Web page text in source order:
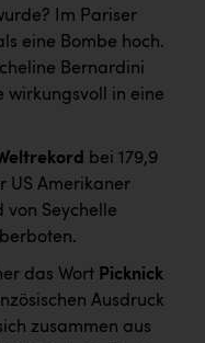
Im Pariser
eine Bombe hoch.
Bernardini
wirkungsvoll in eine
bei 179,9
US Amerikaner
von Seychelle
das Wort Picknick
Ausdruck
zusammen aus